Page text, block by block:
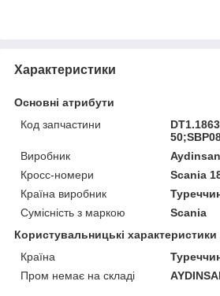
Характеристики
Основні атрибути
Код запчастини
Виробник
Aydinsan
Кросс-номери
Scania
Країна виробник
Сумісність з маркою
Scania
Користувальницькі характеристики
Країна
Пром немає на складі